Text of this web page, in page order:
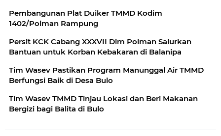
Pembangunan Plat Duiker TMMD Kodim
1402/Polman Rampung
Persit KCK Cabang XXXVII Dim Polman Salurkan
Bantuan untuk Korban Kebakaran di Balanipa
Tim Wasev Pastikan Program Manunggal Air TMMD
Berfungsi Baik di Desa Bulo
Tim Wasev TMMD Tinjau Lokasi dan Beri Makanan
Bergizi bagi Balita di Bulo